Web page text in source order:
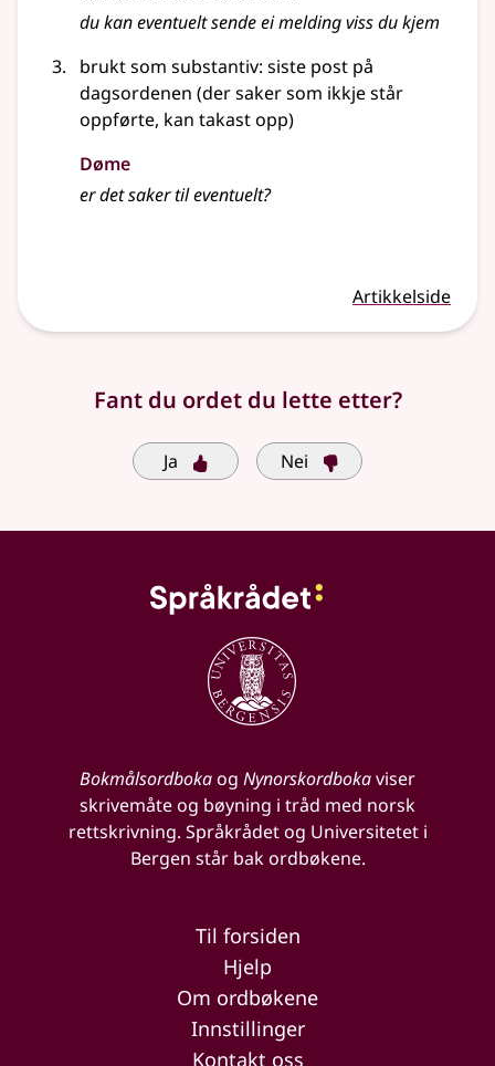
du kan eventuelt sende ei melding viss du kjem
brukt som substantiv: siste post på
dagsordenen (der saker som ikkje står
oppførte, kan takast opp)
Døme
er det saker til eventuelt?
Artikkelside
Fant du ordet du lette etter?
Ja Nei
Bokmålsordbokaog Nynorskordbokaviser
skrivemåte og bøyning i tråd med norsk
rettskrivning. Språkrådet og Universitetet i
Bergen står bak ordbøkene.
Til forsiden
Hjelp
Om ordbøkene
Innstillinger
Kontakt oss